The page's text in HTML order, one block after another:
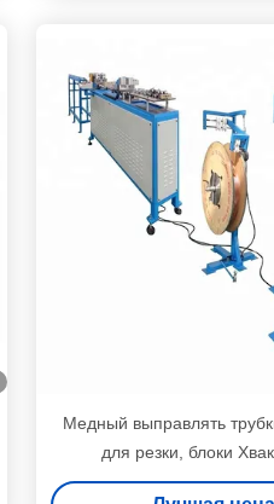
Медный выправлять
для резки, блоки